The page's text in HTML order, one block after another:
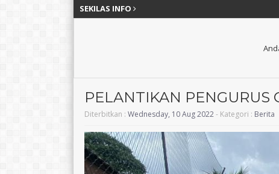
SEKILAS INFO
PELANTIKAN PENGURUS
Diterbitkan : Wednesday, 10 Aug 2022- Kategori : Berita